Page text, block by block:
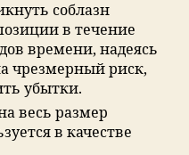
соблазн
в течение
времени, надеясь
чрезмерный риск,
убытки.
весь размер
в качестве